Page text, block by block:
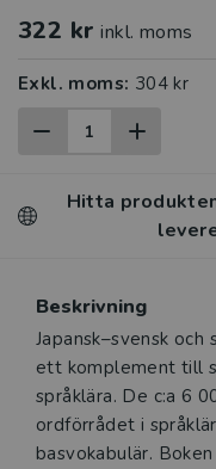
322 kr inkl. moms
Exkl. moms: 304 kr
Hitta
Beskrivning
Japansk–svensk
ett komplement till
språklära. De c:a 6
ordförrådet i
basvokabulär.